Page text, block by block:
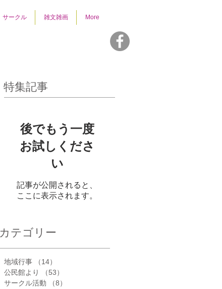
サークル 雑文雑画 More
特集記事
後でもう一度
お試しくださ
い
記事が公開されると、
ここに表示されます。
カテゴリー
地域行事 （14）
公民館より
（53）
サークル活動
（8）